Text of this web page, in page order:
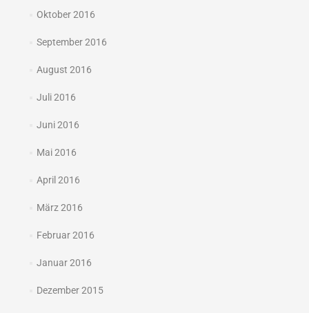
Oktober 2016
September 2016
August 2016
Juli 2016
Juni 2016
Mai 2016
April 2016
März 2016
Februar 2016
Januar 2016
Dezember 2015